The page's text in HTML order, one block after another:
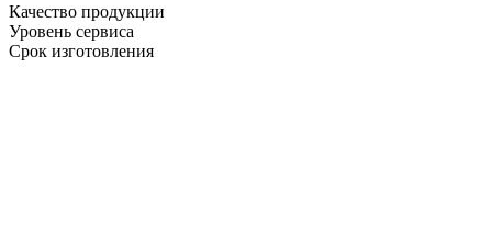
Качество продукции
Уровень сервиса
Срок изготовления